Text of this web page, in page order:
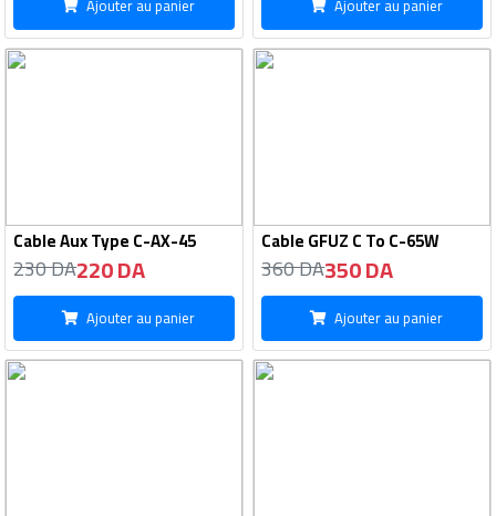
Ajouter au panier Ajouter au panier
Cable Aux Type C-AX-45
230 DA220 DA
Ajouter au panier
Cable GFUZ C To C-65W
360 DA350 DA
Ajouter au panier